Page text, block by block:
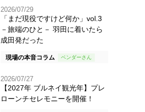
2026/07/29
「まだ現役ですけど何か」vol.3
－旅端のひと－ 羽田に着いたら
成田発だった
現場の本音コラム
2026/07/27
【2027年 ブルネイ観光年】プレ
ローンチセレモニーを開催！